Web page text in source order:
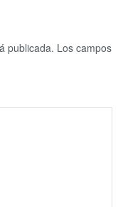
publicada. Los campos